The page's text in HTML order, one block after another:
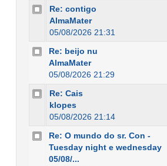
Re: contigo
AlmaMater
05/08/2026 21:31
Re: beijo nu
AlmaMater
05/08/2026 21:29
Re: Cais
klopes
05/08/2026 21:14
Re: O mundo do sr. Con -
Tuesday night e wednesday
05/08/...